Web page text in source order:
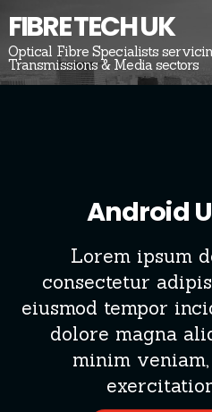
FIBRE TECH UK
Optical Fibre Specialists
Transmissions & Media sectors
Android
Lorem ipsum
consectetur
eiusmod tempor
dolore magna
minim